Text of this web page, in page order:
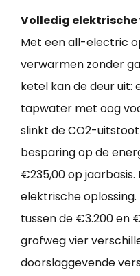
Volledig
Met een all-electric
verwarmen zonder
ketel kan de deur uit:
tapwater met oog
slinkt de CO2-
besparing op de
€235,00 op jaarbasis.
elektrische
tussen de €3.200 en
grofweg vier
doorslaggevende